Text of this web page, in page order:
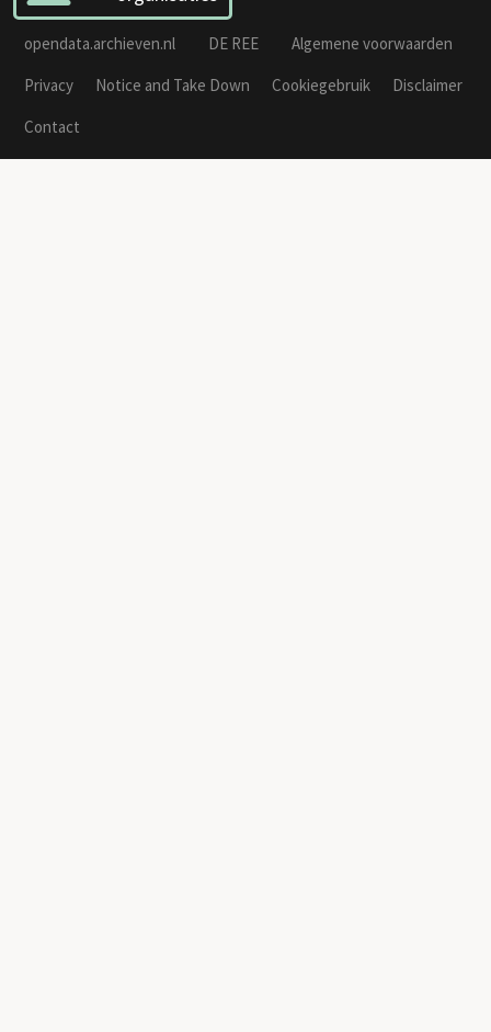
opendata.archieven.nl DE REE
Algemene voorwaarden
Privacy
Notice and Take Down Cookiegebruik
Disclaimer
Contact